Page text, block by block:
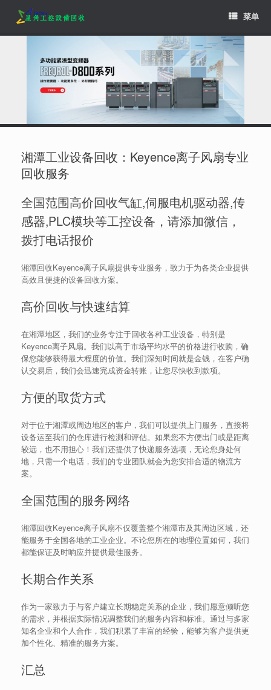
content
菜单
湘潭工业设备回收：Keyence离子风扇专业
回收服务
全国范围高价回收气缸,伺服电机驱动器,传
感器,PLC模块等工控设备，请添加微信，
拨打电话报价
湘潭回收Keyence离子风扇提供专业服务，致力于为各类企业提供
高效且便捷的设备回收方案。
高价回收与快速结算
在湘潭地区，我们的业务专注于回收各种工业设备，特别是
Keyence离子风扇。我们以高于市场平均水平的价格进行收购，确
保您能够获得最大程度的价值。我们深知时间就是金钱，在客户确
认交易后，我们会迅速完成资金转账，让您尽快收到款项。
方便的取货方式
对于位于湘潭或周边地区的客户，我们可以提供上门服务，直接将
设备运至我们的仓库进行检测和评估。如果您不方便出门或是距离
较远，也不用担心！我们还提供了快递服务选项，无论您身处何
地，只需一个电话，我们的专业团队就会为您安排合适的物流方
案。
全国范围的服务网络
湘潭回收Keyence离子风扇不仅覆盖整个湘潭市及其周边区域，还
能服务于全国各地的工业企业。不论您所在的地理位置如何，我们
都能保证及时响应并提供最佳服务。
长期合作关系
作为一家致力于与客户建立长期稳定关系的企业，我们愿意倾听您
的需求，并根据实际情况调整我们的服务内容和标准。通过与多家
知名企业和个人合作，我们积累了丰富的经验，能够为客户提供更
加个性化、精准的服务方案。
汇总